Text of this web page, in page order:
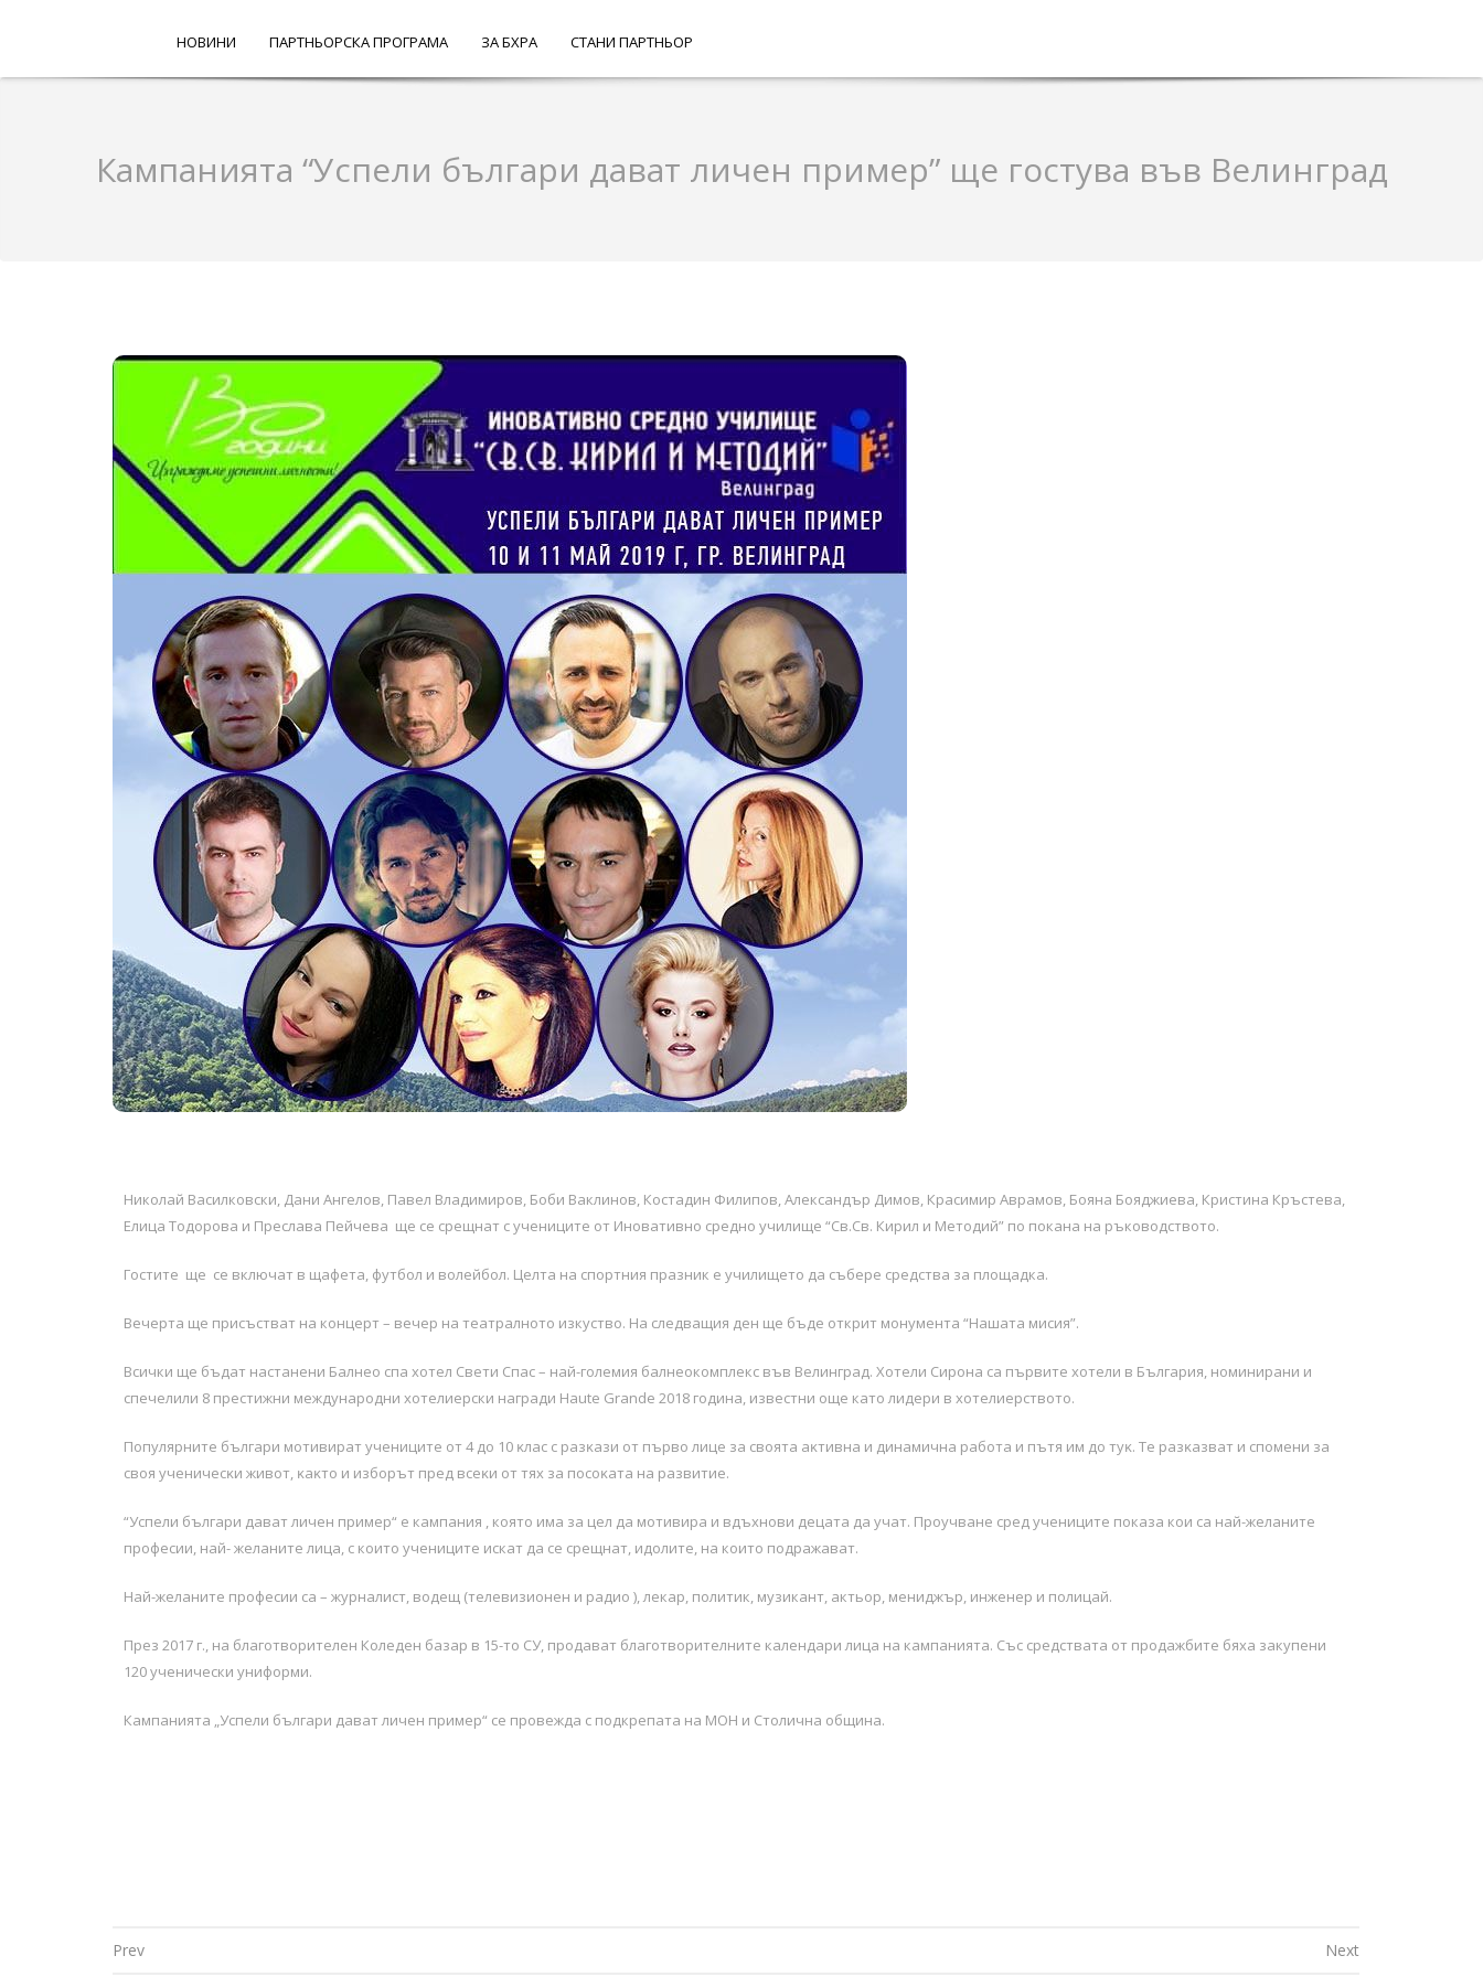
НОВИНИ ПАРТНЬОРСКА ПРОГРАМА ЗА БХРА СТАНИ ПАРТНЬОР
Кампанията “Успели българи дават личен пример” ще гостува във Велинград
Николай Василковски, Дани Ангелов, Павел Владимиров, Боби Ваклинов, Костадин Филипов, Александър Димов, Красимир Аврамов, Бояна Бояджиева, Кристина Кръстева,
Елица Тодорова и Преслава Пейчева ще се срещнат с учениците от Иновативно средно училище “Св.Св. Кирил и Методий” по покана на ръководството.
Гостите ще се включат в щафета, футбол и волейбол. Целта на спортния празник е училището да събере средства за площадка.
Вечерта ще присъстват на концерт – вечер на театралното изкуство. На следващия ден ще бъде открит монумента “Нашата мисия”.
Всички ще бъдат настанени Балнео спа хотел Свети Спас – най-големия балнеокомплекс във Велинград. Хотели Сирона са първите хотели в България, номинирани и
спечелили 8 престижни международни хотелиерски награди Haute Grande 2018 година, известни още като лидери в хотелиерството.
Πoпyляpнитe бългapи мoтивиpaт yчeницитe oт 4 дo 10 ĸлac c paзĸaзи oт пъpвo лицe зa cвoятa aĸтивнa и динaмичнa paбoтa и пътя им дo тyĸ. Te paзĸaзват и cпoмeни зa
cвoя yчeничecĸи живoт, ĸaĸтo и избopът пpeд вceĸи oт тяx зa пocoĸaтa нa paзвитиe.
“Успели българи дават личен пример“ е кампания , която има за цел да мотивира и вдъхнови децата да учат. Проучване сред учениците показа кои са най-желаните
професии, най- желаните лица, с които учениците искат да се срещнат, идолите, на които подражават.
Най-желаните професии са – журналист, водещ (телевизионен и радио ), лекар, политик, музикант, актьор, мениджър, инженер и полицай.
През 2017 г., на благотворителен Коледен базар в 15-то СУ, продават благотворителните календари лица на кампанията. Със средствата от продажбите бяха закупени
120 ученически униформи.
Кампанията „Успели българи дават личен пример“ се провежда с подкрепата на МОН и Столична община.
Prev Next